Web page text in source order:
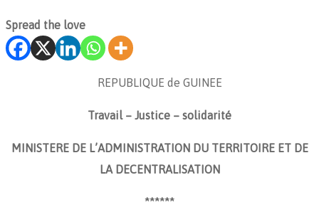
Spread the love
REPUBLIQUE de GUINEE
Travail – Justice – solidarité
MINISTERE DE L’ADMINISTRATION DU TERRITOIRE ET DE
LA DECENTRALISATION
******